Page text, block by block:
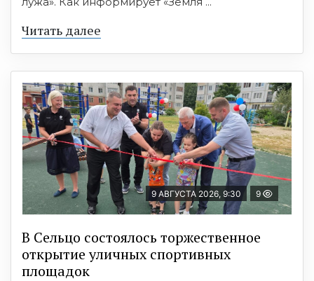
Читать далее
9 АВГУСТА 2026, 9:30 9
В Сельцо состоялось торжественное
открытие уличных спортивных
площадок